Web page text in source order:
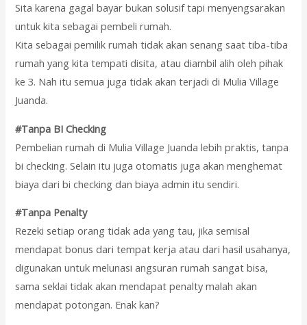
Sita karena gagal bayar bukan solusif tapi menyengsarakan
untuk kita sebagai pembeli rumah.
Kita sebagai pemilik rumah tidak akan senang saat tiba-tiba
rumah yang kita tempati disita, atau diambil alih oleh pihak
ke 3. Nah itu semua juga tidak akan terjadi di Mulia Village
Juanda.
#Tanpa BI Checking
Pembelian rumah di Mulia Village Juanda lebih praktis, tanpa
bi checking. Selain itu juga otomatis juga akan menghemat
biaya dari bi checking dan biaya admin itu sendiri.
#Tanpa Penalty
Rezeki setiap orang tidak ada yang tau, jika semisal
mendapat bonus dari tempat kerja atau dari hasil usahanya,
digunakan untuk melunasi angsuran rumah sangat bisa,
sama seklai tidak akan mendapat penalty malah akan
mendapat potongan. Enak kan?